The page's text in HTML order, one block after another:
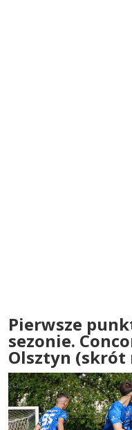
Pierwsze
sezonie.
Olsztyn (skrót